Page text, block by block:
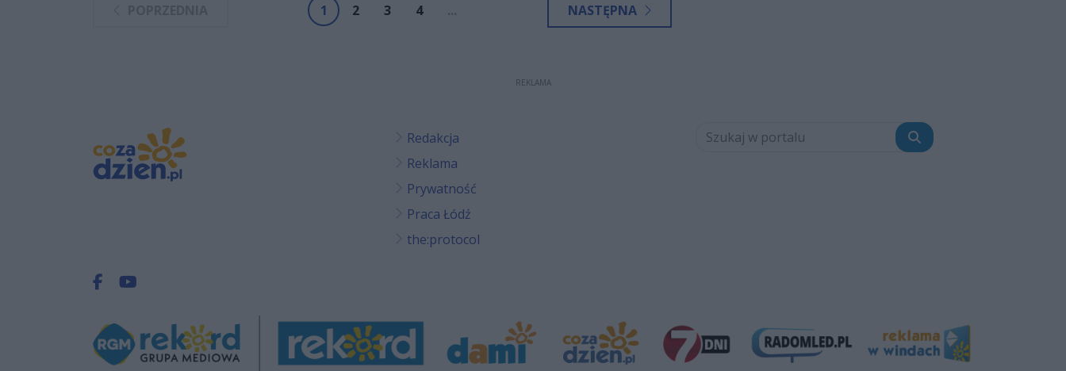
akcyzowego oszacowano na ponad 200 tysięcy złotych.
1 2 3 4 ... NASTĘPNA
REKLAMA
Redakcja
Reklama
Prywatność
Praca Łódź
the:protocol
Szukaj
Facebook.com
Youtube.com